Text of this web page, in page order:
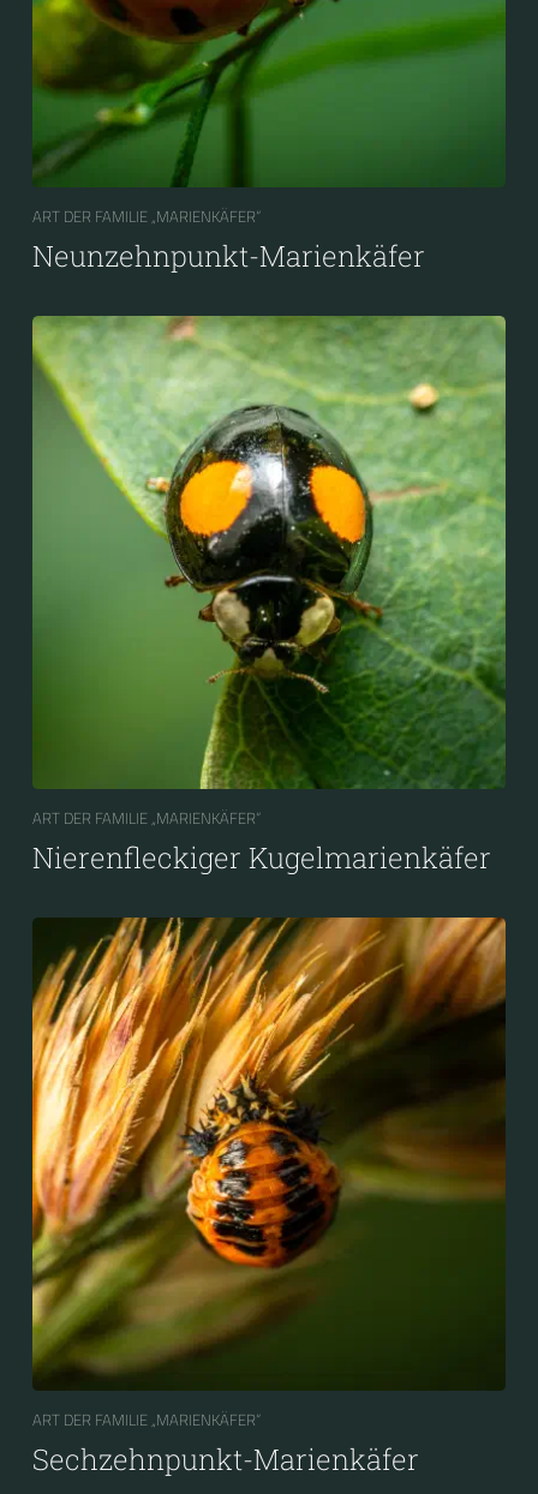
ART DER FAMILIE „MARIENKÄFER“
Neunzehnpunkt-Marienkäfer
ART DER FAMILIE „MARIENKÄFER“
Nierenfleckiger Kugelmarienkäfer
ART DER FAMILIE „MARIENKÄFER“
Sechzehnpunkt-Marienkäfer